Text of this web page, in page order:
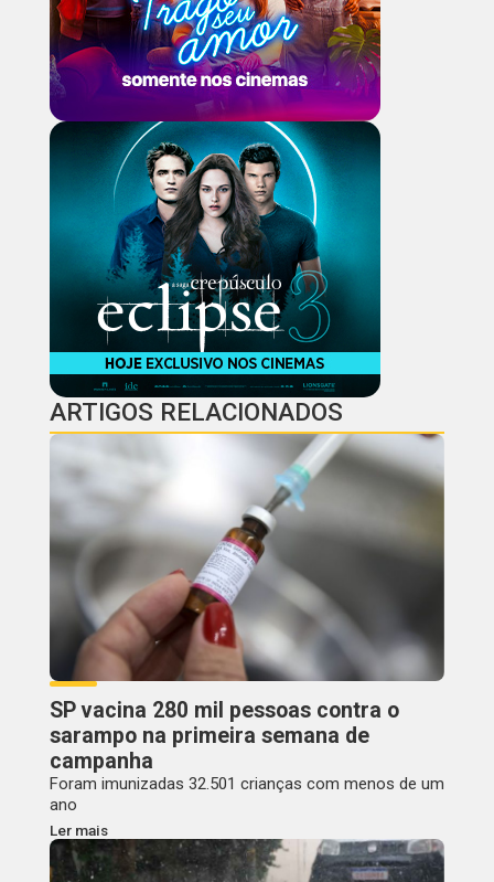
ARTIGOS RELACIONADOS
SP vacina 280 mil pessoas contra o
sarampo na primeira semana de
campanha
Foram imunizadas 32.501 crianças com menos de um
ano
Ler mais